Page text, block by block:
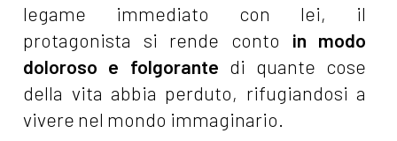
legame immediato con lei, il
protagonista si rende conto in modo
doloroso e folgorante di quante cose
della vita abbia perduto, rifugiandosi a
vivere nel mondo immaginario.